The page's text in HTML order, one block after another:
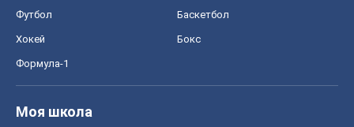
Футбол Баскетбол
Хокей Бокс
Формула-1
Моя школа